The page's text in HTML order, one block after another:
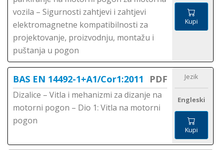
vozila – Sigurnosti zahtjevi i zahtjevi
elektromagnetne kompatibilnosti za
projektovanje, proizvodnju, montažu i
puštanja u pogon
Kupi
BAS EN 14492-1+A1/Cor1:2011 PDF
Dizalice – Vitla i mehanizmi za dizanje na
motorni pogon – Dio 1: Vitla na motorni
pogon
Jezik
Engleski
Kupi